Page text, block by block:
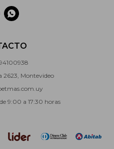
2623, Montevideo
9:00 a 17:30 horas
